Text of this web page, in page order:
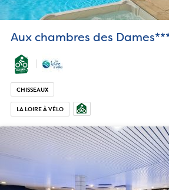
Aux chambres des
CHISSEAUX
LA LOIRE À VÉLO